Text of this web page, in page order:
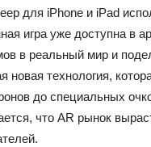
для iPhone и iPad
игра уже доступна в
в реальный мир и
новая технология,
до специальных
что AR рынок